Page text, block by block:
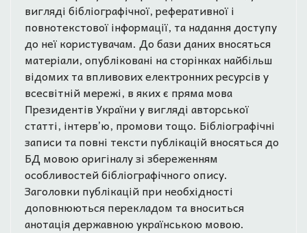
вигляді бібліографічної, реферативної і
повнотекстової інформації, та надання доступу
до неї користувачам. До бази даних вносяться
матеріали, опубліковані на сторінках найбільш
відомих та впливових електронних ресурсів у
всесвітній мережі, в яких є пряма мова
Президентів України у вигляді авторської
статті, інтерв’ю, промови тощо. Бібліографічні
записи та повні тексти публікацій вносяться до
БД мовою оригіналу зі збереженням
особливостей бібліографічного опису.
Заголовки публікацій при необхідності
доповнюються перекладом та вноситься
анотація державною українською мовою.